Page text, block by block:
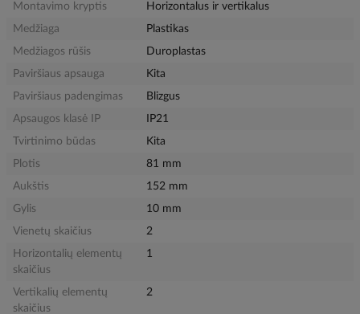
Montavimo kryptis
Horizontalus ir vertikalus
Medžiaga
Plastikas
Medžiagos rūšis
Duroplastas
Paviršiaus apsauga
Kita
Paviršiaus padengimas
Blizgus
Apsaugos klasė IP
IP21
Tvirtinimo būdas
Kita
Plotis
81 mm
Aukštis
152 mm
Gylis
10 mm
Vienetų skaičius
2
Horizontalių elementų
skaičius
1
Vertikalių elementų
skaičius
2